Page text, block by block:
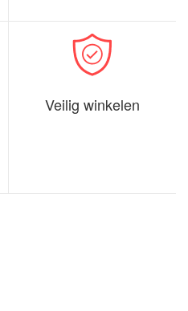
Veilig winkelen